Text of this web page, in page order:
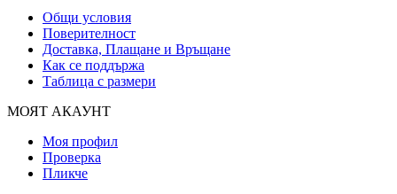
Общи условия
Поверителност
Доставка, Плащане и Връщане
Как се поддържа
Таблица с размери
МОЯТ АКАУНТ
Моя профил
Проверка
Пликче